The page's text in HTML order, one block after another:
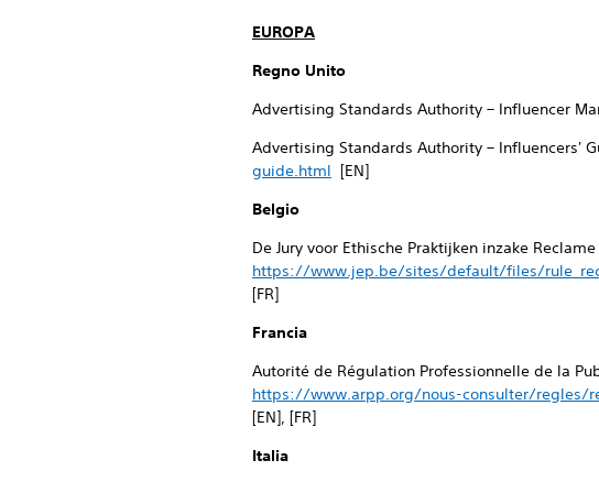
EUROPA
Regno Unito
Advertising Standards Authority – Influencer
Advertising Standards Authority – Influencers'
guide.html [EN]
Belgio
De Jury voor Ethische Praktijken inzake
https://www.jep.be/sites/default/files/
[FR]
Francia
Autorité de Régulation Professionnelle de la
https://www.arpp.org/nous-consulter/regles/
[EN], [FR]
Italia